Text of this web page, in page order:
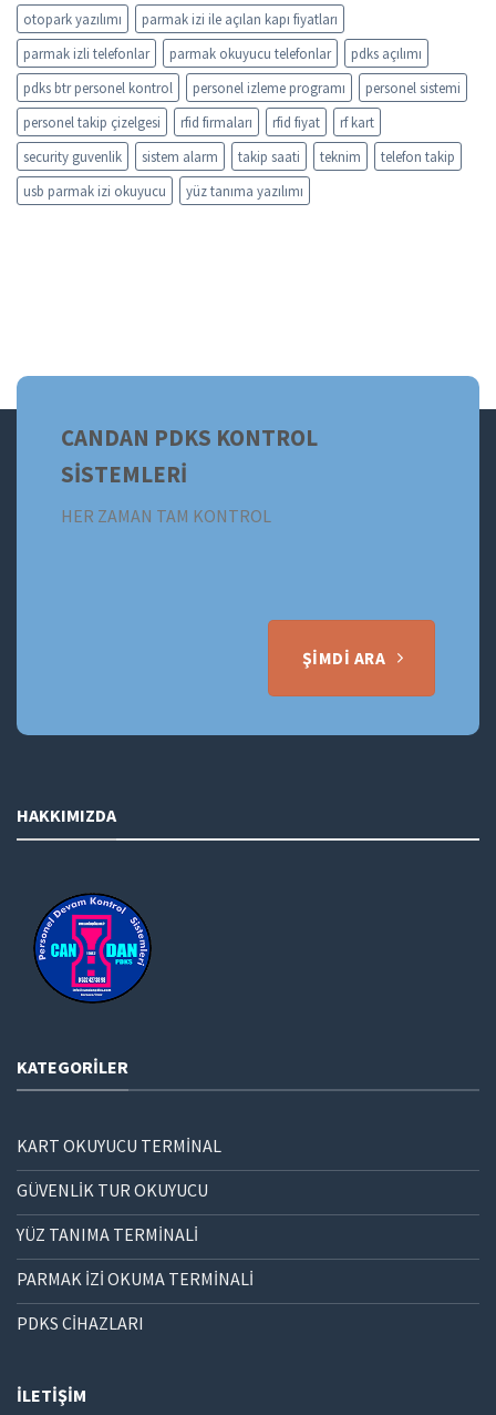
otopark yazılımı
parmak izi ile açılan kapı fiyatları
parmak izli telefonlar
parmak okuyucu telefonlar
pdks açılımı
pdks btr personel kontrol
personel izleme programı
personel sistemi
personel takip çizelgesi
rfid firmaları rfid fiyat
rf kart
security guvenlik
sistem alarm takip saati teknim
telefon takip
usb parmak izi okuyucu
yüz tanıma yazılımı
CANDAN PDKS KONTROL
SİSTEMLERİ
HER ZAMAN TAM KONTROL
ŞIMDI ARA
HAKKIMIZDA
KATEGORILER
KART OKUYUCU TERMİNAL
GÜVENLİK TUR OKUYUCU
YÜZ TANIMA TERMİNALİ
PARMAK İZİ OKUMA TERMİNALİ
PDKS CİHAZLARI
İLETIŞIM